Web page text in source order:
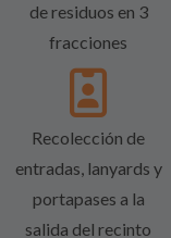
de residuos en 3
fracciones
Recolección de
entradas, lanyards y
portapases a la
salida del recinto